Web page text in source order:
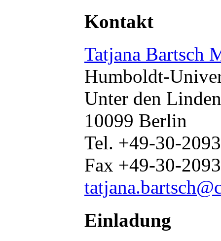
Kontakt
Tatjana Bartsch
Humboldt-
Unter den
10099 Berlin
Tel. +49-30-
Fax +49-30-
Einladung